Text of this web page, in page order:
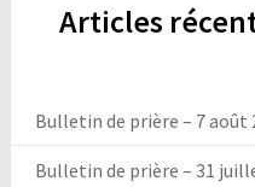
Articles
Bulletin de prière – 7 août
Bulletin de prière – 31